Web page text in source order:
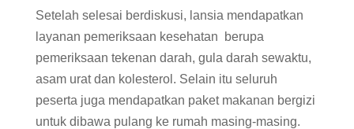
Setelah selesai berdiskusi, lansia mendapatkan
layanan pemeriksaan kesehatan berupa
pemeriksaan tekenan darah, gula darah sewaktu,
asam urat dan kolesterol. Selain itu seluruh
peserta juga mendapatkan paket makanan bergizi
untuk dibawa pulang ke rumah masing-masing.